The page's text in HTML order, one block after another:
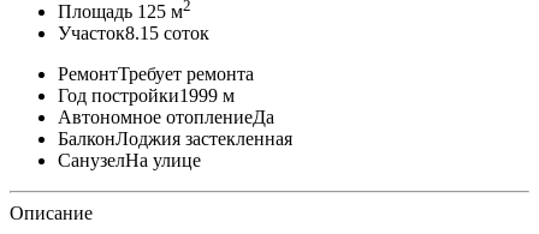
Площадь 125 м2
Участок8.15 соток
РемонтТребует ремонта
Год постройки1999 м
Автономное отоплениеДа
БалконЛоджия застекленная
СанузелНа улице
Описание